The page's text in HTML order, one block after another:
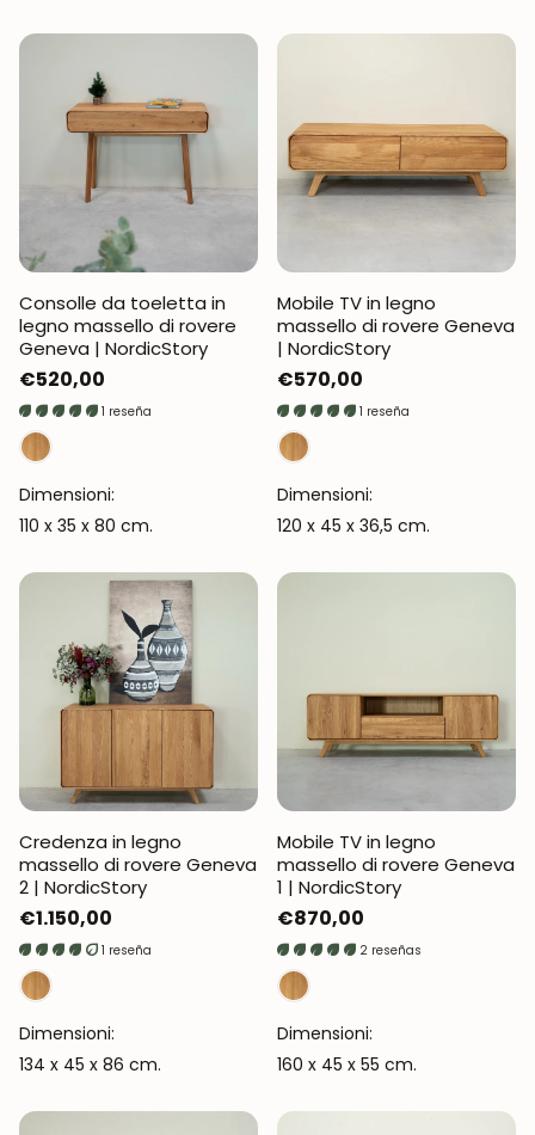
Consolle da toeletta in
legno massello di rovere
Geneva | NordicStory
Prezzo
normale
€520,00
1 reseña
Dimensioni:
110 x 35 x 80 cm.
Mobile TV in legno
massello di rovere Geneva
| NordicStory
Prezzo
normale
€570,00
1 reseña
Dimensioni:
120 x 45 x 36,5 cm.
Credenza in legno
massello di rovere Geneva
2 | NordicStory
Prezzo
normale
€1.150,00
1 reseña
Dimensioni:
134 x 45 x 86 cm.
Mobile TV in legno
massello di rovere Geneva
1 | NordicStory
Prezzo
normale
€870,00
2 reseñas
Dimensioni:
160 x 45 x 55 cm.